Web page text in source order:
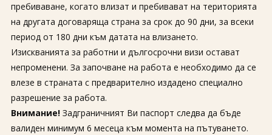
ЗАПИТВАНЕ
пребиваване, когато влизат и пребивават на територията
на другата договаряща страна за срок до 90 дни, за всеки
период от 180 дни към датата на влизането.
Изискванията за работни и дългосрочни визи остават
непроменени. За започване на работа е необходимо да се
влезе в страната с предварително издадено специално
разрешение за работа.
Внимание!Задграничният Ви паспорт следва да бъде
валиден минимум 6 месеца към момента на пътуването.